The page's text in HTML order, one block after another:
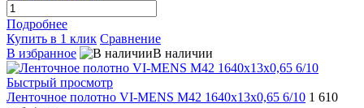
Подробнее
Купить в 1 клик Сравнение
В избранное
В наличии
Быстрый просмотр
Ленточное полотно VI-MENS M42 1640x13x0,65 6/10 1 610